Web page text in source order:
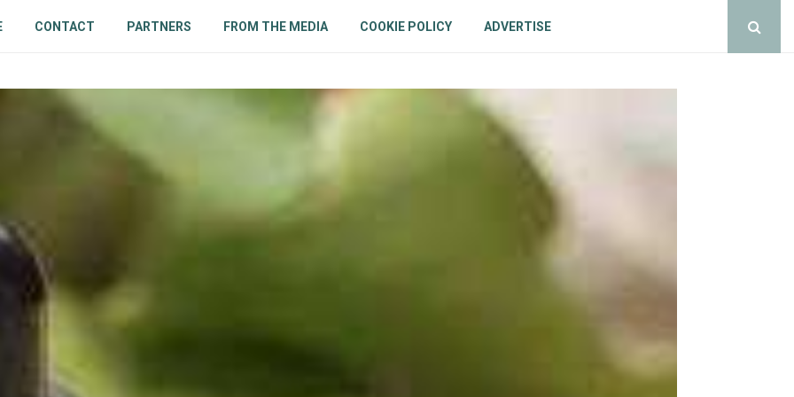
CONTACT PARTNERS FROM THE MEDIA COOKIE POLICY ADVERTISE